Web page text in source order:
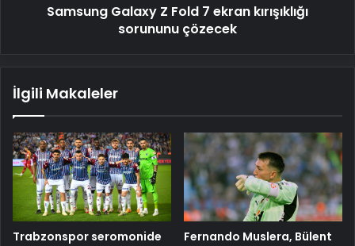
Samsung Galaxy Z Fold 7 ekran kırışıklığı
sorununu çözecek
İlgili Makaleler
Trabzonspor seromonide
Fernando Muslera, Bülent